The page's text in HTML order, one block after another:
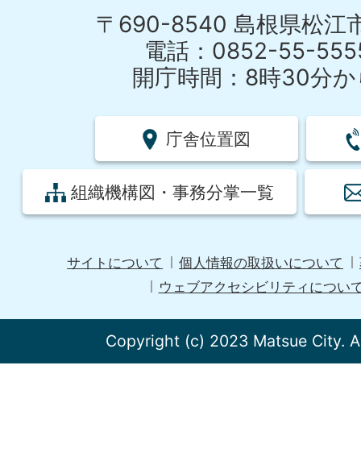
〒690-8540 島根県松江
電話：0852-55-
開庁時間：8時30分か
庁舎位置図
組織機構図・事務分掌一覧
サイトについて 個人情報の取扱いについて
ウェブアクセシビリティについ
Copyright (c) 2023 Matsue City.